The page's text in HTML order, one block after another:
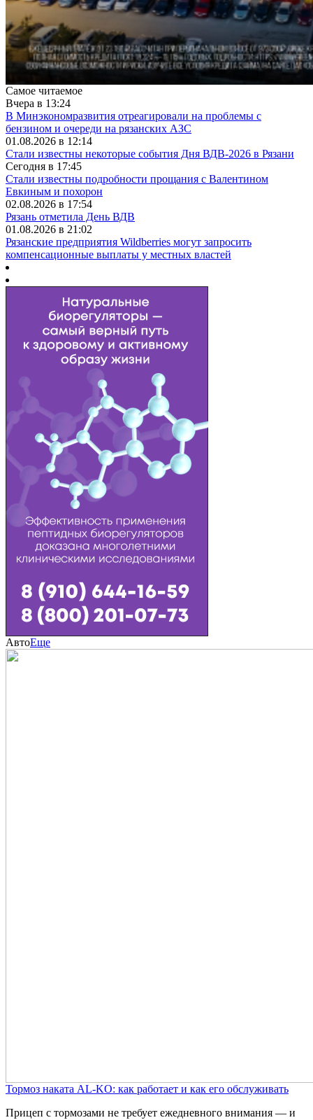
Самое читаемое
Вчера в 13:24
В Минэкономразвития отреагировали на проблемы с
бензином и очереди на рязанских АЗС
01.08.2026 в 12:14
Стали известны некоторые события Дня ВДВ-2026 в Рязани
Сегодня в 17:45
Стали известны подробности прощания с Валентином
Евкиным и похорон
02.08.2026 в 17:54
Рязань отметила День ВДВ
01.08.2026 в 21:02
Рязанские предприятия Wildberries могут запросить
компенсационные выплаты у местных властей
АвтоЕще
Тормоз наката AL-KO: как работает и как его обслуживать
Прицеп с тормозами не требует ежедневного внимания — и